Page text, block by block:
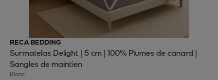
RECA BEDDING
Surmatelas Delight | 5 cm | 100% Plumes de canard |
Sangles de maintien
Blanc